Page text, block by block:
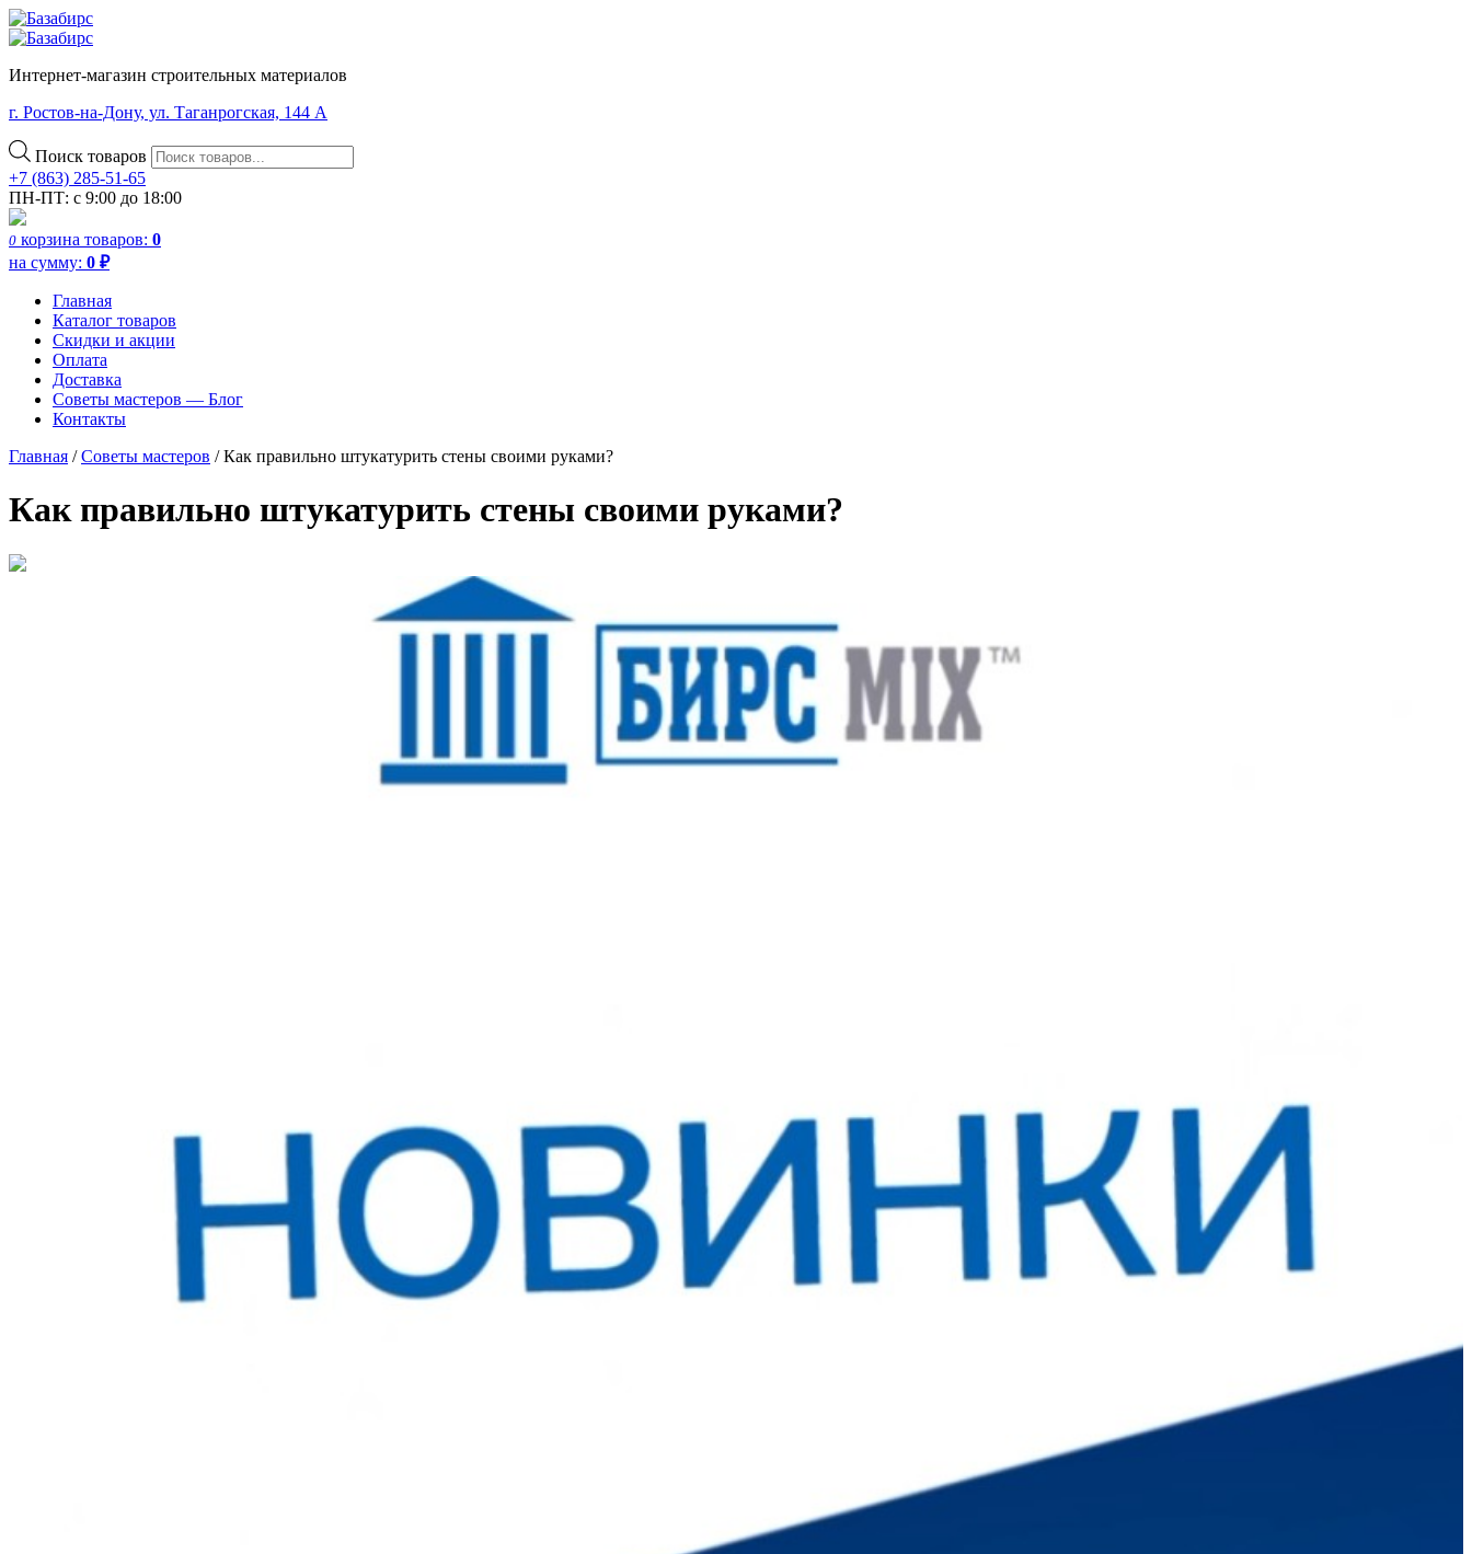
Интернет-магазин строительных материалов
г. Ростов-на-Дону, ул. Таганрогская, 144 А
Поиск товаров
+7 (863) 285-51-65
ПН-ПТ: с 9:00 до 18:00
0 корзина товаров: 0
на сумму: 0 ₽
Главная
Каталог товаров
Скидки и акции
Оплата
Доставка
Советы мастеров — Блог
Контакты
Главная /Советы мастеров /Как правильно штукатурить стены своими руками?
Как правильно штукатурить стены своими руками?